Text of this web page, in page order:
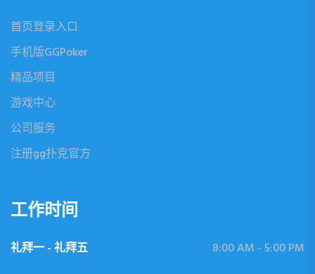
首页登录入口
手机版GGPoker
精品项目
游戏中心
公司服务
注册gg扑克官方
工作时间
礼拜一 - 礼拜五 8:00 AM - 5:00 PM